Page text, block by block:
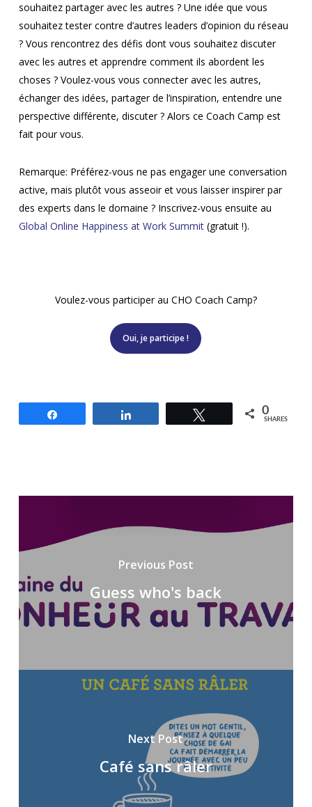
souhaitez partager avec les autres ? Une idée que vous
souhaitez tester contre d’autres leaders d’opinion du réseau
? Vous rencontrez des défis dont vous souhaitez discuter
avec les autres et apprendre comment ils abordent les
choses ? Voulez-vous vous connecter avec les autres,
échanger des idées, partager de l’inspiration, entendre une
perspective différente, discuter ? Alors ce Coach Camp est
fait pour vous.
Remarque: Préférez-vous ne pas engager une conversation
active, mais plutôt vous asseoir et vous laisser inspirer par
des experts dans le domaine ? Inscrivez-vous ensuite au
Global Online Happiness at Work Summit(gratuit !).
Voulez-vous participer au CHO Coach Camp?
Oui, je participe !
0
SHARES
Previous Post
Guess who's back
Next Post
Café sans râler